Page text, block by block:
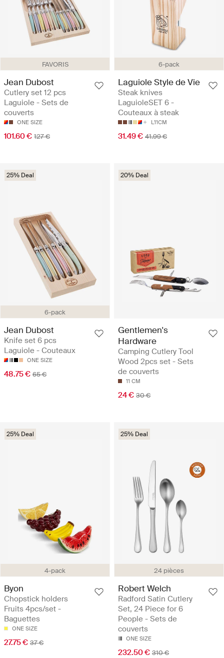
FAVORIS
Jean Dubost
Cutlery set 12 pcs
Laguiole - Sets de
couverts
ONE SIZE
101.60 € 127 €
6-pack
Laguiole Style de Vie
Steak knives
LaguioleSET 6 -
Couteaux à steak
L11CM
31.49 € 41.99 €
6-pack
25% Deal
Jean Dubost
Knife set 6 pcs
Laguiole - Couteaux
ONE SIZE
48.75 € 65 €
20% Deal
Gentlemen's
Hardware
Camping Cutlery Tool
Wood 2pcs set - Sets
de couverts
11 CM
24 € 30 €
4-pack
25% Deal
Byon
Chopstick holders
Fruits 4pcs/set -
Baguettes
ONE SIZE
27.75 € 37 €
24 pièces
25% Deal
Robert Welch
Radford Satin Cutlery
Set, 24 Piece for 6
People - Sets de
couverts
ONE SIZE
232.50 € 310 €